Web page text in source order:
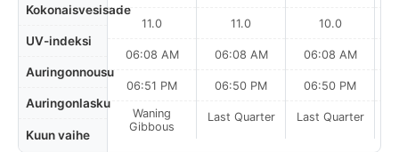
Kokonaisvesisade
UV-indeksi
Auringonnousu
Auringonlasku
Kuun vaihe
11.0
06:08 AM
06:51 PM
Waning
Gibbous
11.0
06:08 AM
06:50 PM
Last Quarter
10.0
06:08 AM
06:50 PM
Last Quarter